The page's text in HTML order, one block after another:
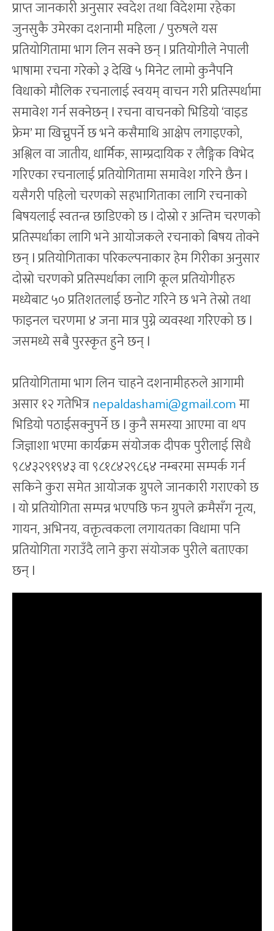
प्राप्त जानकारी अनुसार स्वदेश तथा विदेशमा रहेका
जुनसुकै उमेरका दशनामी महिला / पुरुषले यस
प्रतियोगितामा भाग लिन सक्ने छन् l प्रतियोगीले नेपाली
भाषामा रचना गरेको ३ देखि ५ मिनेट लामो कुनैपनि
विधाको मौलिक रचनालाई स्वयम् वाचन गरी प्रतिस्पर्धामा
समावेश गर्न सक्नेछन् l रचना वाचनको भिडियो ‘वाइड
फ्रेम’ मा खिच्नुपर्ने छ भने कसैमाथि आक्षेप लगाइएको,
अश्लिल वा जातीय, धार्मिक, साम्प्रदायिक र लैङ्गिक विभेद
गरिएका रचनालाई प्रतियोगितामा समावेश गरिने छैन l
यसैगरी पहिलो चरणको सहभागिताका लागि रचनाको
बिषयलाई स्वतन्त्र छाडिएको छ l दोस्रो र अन्तिम चरणको
प्रतिस्पर्धाका लागि भने आयोजकले रचनाको बिषय तोक्ने
छन् l प्रतियोगिताका परिकल्पनाकार हेम गिरीका अनुसार
दोस्रो चरणको प्रतिस्पर्धाका लागि कूल प्रतियोगीहरु
मध्येबाट ५० प्रतिशतलाई छनोट गरिने छ भने तेस्रो तथा
फाइनल चरणमा ४ जना मात्र पुग्ने व्यवस्था गरिएको छ l
जसमध्ये सबै पुरस्कृत हुने छन् l
प्रतियोगितामा भाग लिन चाहने दशनामीहरुले आगामी
असार १२ गतेभित्र nepaldashami@gmail.comमा
भिडियो पठाईसक्नुपर्ने छ l कुनै समस्या आएमा वा थप
जिज्ञाशा भएमा कार्यक्रम संयोजक दीपक पुरीलाई सिधै
९८४३२९१९४३ वा ९८१८४२९८६४ नम्बरमा सम्पर्क गर्न
सकिने कुरा समेत आयोजक ग्रुपले जानकारी गराएको छ
l यो प्रतियोगिता सम्पन्न भएपछि फन ग्रुपले क्रमैसँग नृत्य,
गायन, अभिनय, वक्तृत्वकला लगायतका विधामा पनि
प्रतियोगिता गराउँदै लाने कुरा संयोजक पुरीले बताएका
छन् l